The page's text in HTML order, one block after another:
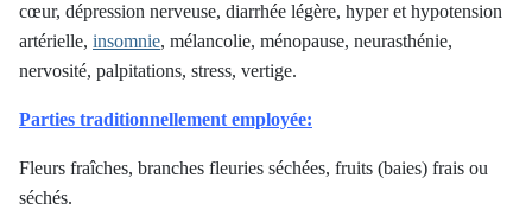
cœur, dépression nerveuse, diarrhée légère, hyper et hypotension
artérielle, insomnie, mélancolie, ménopause, neurasthénie,
nervosité, palpitations, stress, vertige.
Parties traditionnellement employée:
Fleurs fraîches, branches fleuries séchées, fruits (baies) frais ou
séchés.